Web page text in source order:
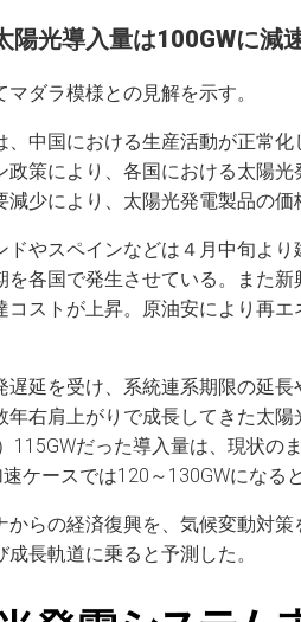
光導入量は100GWに減
ダラ模様との見解を示す。
中国における生産活動が正常化
策により、各国における太陽
少により、太陽光発電製品の価
やスペインなどは４月中旬より
各国で発生させている。また
コストが上昇。原油安により再
延を受け、系統連系期限の延
年右肩上がりで成長してきた太
115GWだった導入量は、現状の
ケースでは120～130GWになる
らの経済復興を、気候変動対策
長軌道に乗ると予測した。